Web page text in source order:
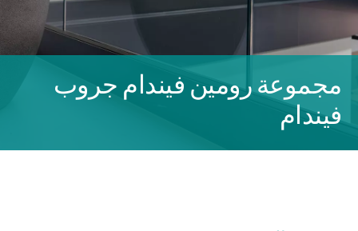
الكتيبات
الكتيبات
التنزيلاتمجموعة رومين فيندام جروب
فيندام